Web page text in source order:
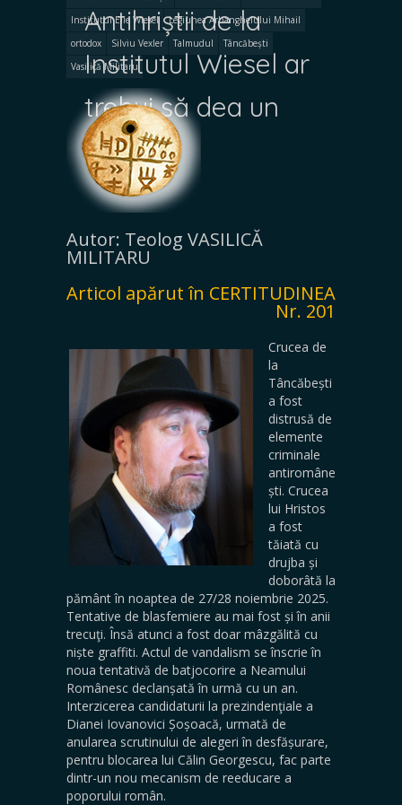
Antihriștii de la
Institutul Wiesel ar
trebui să dea un
răspuns
Institutul Elie Wiesel
Legiunea Arhanghelului Mihail
ortodox
Silviu Vexler Talmudul
Tâncăbești
Vasilică Militaru
Autor: Teolog VASILICĂ
MILITARU
Articol apărut în CERTITUDINEA
Nr. 201
Crucea de
la
Tâncăbești
a fost
distrusă de
elemente
criminale
antiromâne
ști. Crucea
lui Hristos
a fost
tăiată cu
drujba și
doborâtă la
pământ în noaptea de 27/28 noiembrie 2025.
Tentative de blasfemiere au mai fost și în anii
trecuţi. Însă atunci a fost doar mâzgălită cu
niște graffiti. Actul de vandalism se înscrie în
noua tentativă de batjocorire a Neamului
Românesc declanșată în urmă cu un an.
Interzicerea candidaturii la prezindenţiale a
Dianei Iovanovici Șoșoacă, urmată de
anularea scrutinului de alegeri în desfășurare,
pentru blocarea lui Călin Georgescu, fac parte
dintr-un nou mecanism de reeducare a
poporului român.